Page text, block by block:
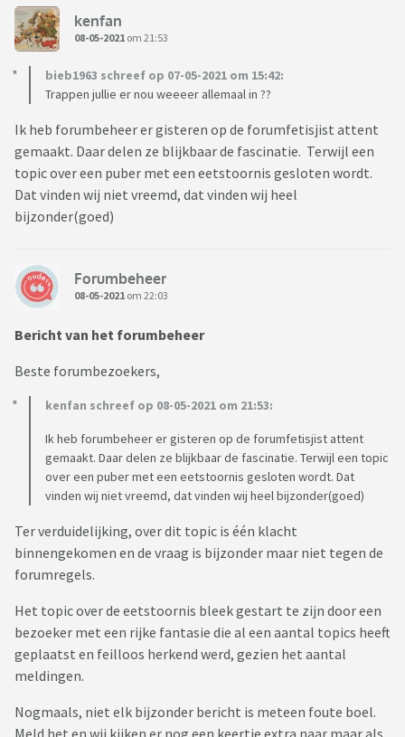
kenfan
08-05-2021 om 21:53
bieb1963 schreef op 07-05-2021 om 15:42:
Trappen jullie er nou weeeer allemaal in ??
Ik heb forumbeheer er gisteren op de forumfetisjist attent
gemaakt. Daar delen ze blijkbaar de fascinatie. Terwijl een
topic over een puber met een eetstoornis gesloten wordt.
Dat vinden wij niet vreemd, dat vinden wij heel
bijzonder(goed)
Forumbeheer
08-05-2021 om 22:03
Bericht van het forumbeheer
Beste forumbezoekers,
kenfan schreef op 08-05-2021 om 21:53:
Ik heb forumbeheer er gisteren op de forumfetisjist attent
gemaakt. Daar delen ze blijkbaar de fascinatie. Terwijl een topic
over een puber met een eetstoornis gesloten wordt. Dat
vinden wij niet vreemd, dat vinden wij heel bijzonder(goed)
Ter verduidelijking, over dit topic is één klacht
binnengekomen en de vraag is bijzonder maar niet tegen de
forumregels.
Het topic over de eetstoornis bleek gestart te zijn door een
bezoeker met een rijke fantasie die al een aantal topics heeft
geplaatst en feilloos herkend werd, gezien het aantal
meldingen.
Nogmaals, niet elk bijzonder bericht is meteen foute boel.